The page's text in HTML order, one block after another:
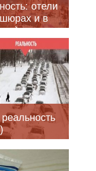
отели
и в